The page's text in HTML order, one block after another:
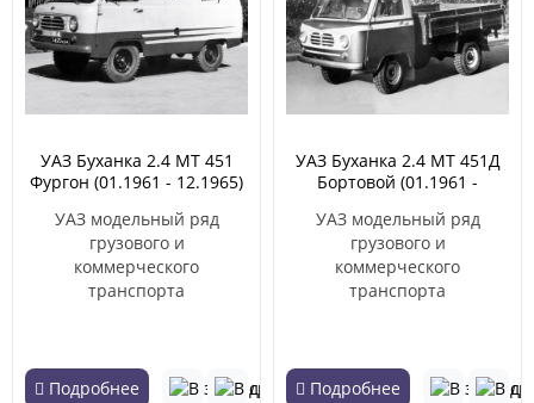
УАЗ Буханка 2.4 MT 451
Фургон (01.1961 - 12.1965)
УАЗ модельный ряд
грузового и
коммерческого
транспорта
Подробнее
УАЗ Буханка 2.4 MT 451Д
Бортовой (01.1961 -
УАЗ модельный ряд
грузового и
коммерческого
транспорта
Подробнее